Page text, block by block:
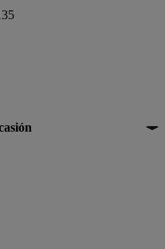
camiones de ocasión